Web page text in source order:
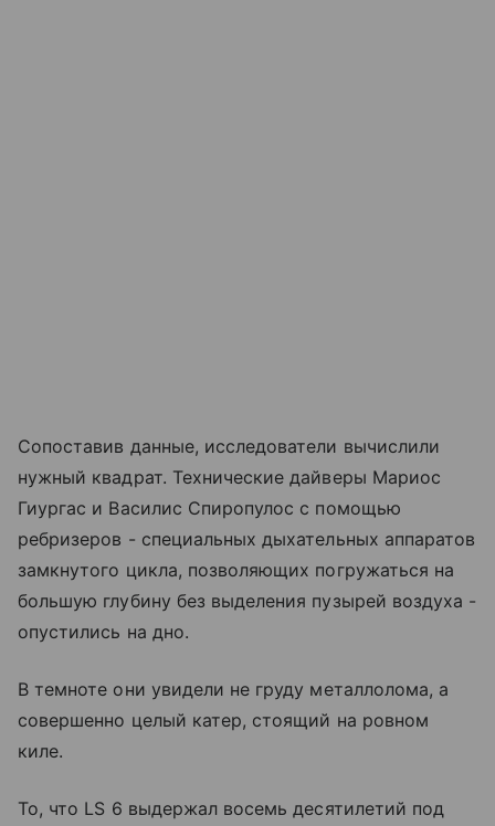
Сопоставив данные, исследователи вычислили
нужный квадрат. Технические дайверы Мариос
Гиургас и Василис Спиропулос с помощью
ребризеров - специальных дыхательных аппаратов
замкнутого цикла, позволяющих погружаться на
большую глубину без выделения пузырей воздуха -
опустились на дно.
В темноте они увидели не груду металлолома, а
совершенно целый катер, стоящий на ровном
киле.
То, что LS 6 выдержал восемь десятилетий под